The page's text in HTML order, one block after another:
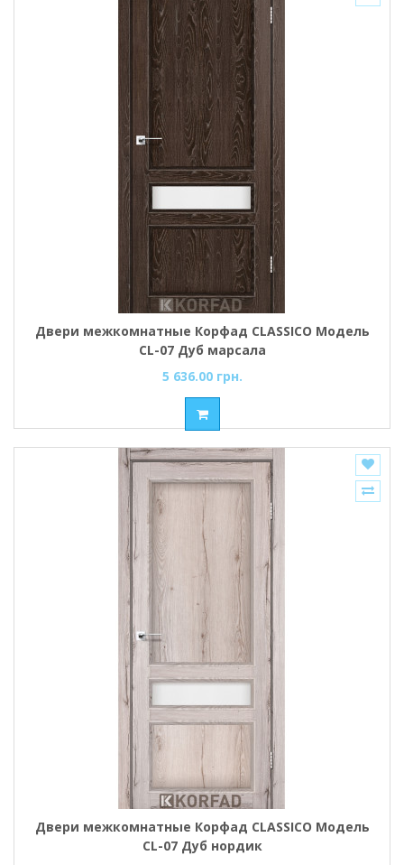
Двери межкомнатные Корфад CLASSICO Модель
CL-07 Дуб марсала
5 636.00 грн.
Двери межкомнатные Корфад CLASSICO Модель
CL-07 Дуб нордик